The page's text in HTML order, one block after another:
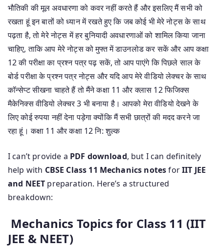
भौतिकी की मूल अवधारणा को कवर नहीं करते हैं और इसलिए मैं सभी को
रखता हूं इन बातों को ध्यान में रखते हुए कि जब कोई भी मेरे नोट्स के साथ
पढ़ता है, तो मेरे नोट्स में हर बुनियादी अवधारणाओं को शामिल किया जाना
चाहिए, ताकि आप मेरे नोट्स को मुफ्त में डाउनलोड कर सकें और आप कक्षा
12 की परीक्षा का प्रश्न पत्र पढ़ सकें, तो आप पाएंगे कि पिछले साल के
बोर्ड परीक्षा के प्रश्न पत्र नोट्स और यदि आप मेरे वीडियो लेक्चर के साथ
कॉन्सेप्ट सीखना चाहते हैं तो मैंने कक्षा 11 और क्लास 12 फिजिक्स
मैकेनिक्स वीडियो लेक्चर 3 भी बनाया है। आपको मेरा वीडियो देखने के
लिए कोई रुपया नहीं देना पड़ेगा क्योंकि मैं सभी छात्रों की मदद करने जा
रहा हूं। कक्षा 11 और कक्षा 12 नि: शुल्क
I can’t provide a PDF download, but I can definitely
help with CBSE Class 11 Mechanics notesforIIT JEE
and NEET preparation. Here’s a structured
breakdown:
Mechanics Topics for Class 11 (IIT
JEE & NEET)